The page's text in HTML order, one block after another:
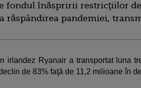
fondul înăspririi restricţiilor
răspândirea pandemiei,
irlandez Ryanair a transportat luna
de 83% faţă de 11,2 milioane în